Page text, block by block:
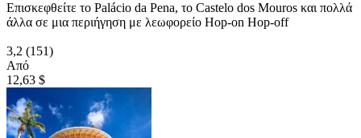
Επισκεφθείτε το Palácio da Pena, το Castelo dos Mouros και πολλά
άλλα σε μια περιήγηση με λεωφορείο Hop-on Hop-off
3,2 (151)
Από
12,63 $